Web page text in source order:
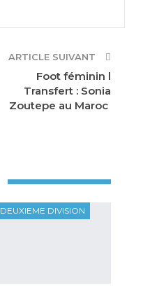
ARTICLE SUIVANT
Foot féminin l
Transfert : Sonia
Zoutepe au Maroc
DEUXIEME DIVISION